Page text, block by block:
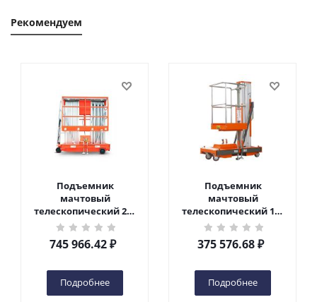
Рекомендуем
Подъемник
мачтовый
телескопический 200
кг 10 м TOR GTWY10-
200S DC 2-мачтовый
(автономный) (N) в
745 966.42₽
Подробнее
Подъемник
мачтовый
телескопический 125
кг 6 м TOR GTWY6-100
DC 1-мачтовый
(автономный) (G) в
375 576.68₽
Подробнее